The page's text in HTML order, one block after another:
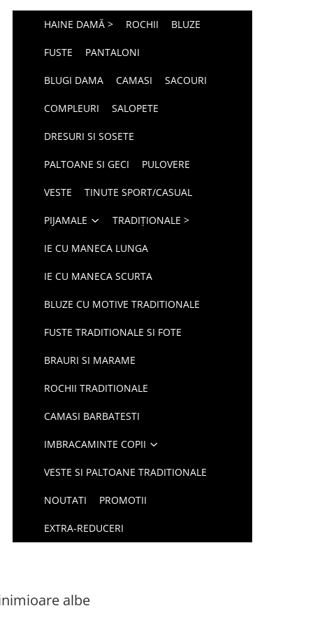
HAINE DAMĂ > ROCHII BLUZE
FUSTE PANTALONI
BLUGI DAMA CAMASI SACOURI
COMPLEURI SALOPETE
DRESURI SI SOSETE
PALTOANE SI GECI PULOVERE
VESTE TINUTE SPORT/CASUAL
PIJAMALE TRADIȚIONALE >
IE CU MANECA LUNGA
IE CU MANECA SCURTA
BLUZE CU MOTIVE TRADITIONALE
FUSTE TRADITIONALE SI FOTE
BRAURI SI MARAME
ROCHII TRADITIONALE
CAMASI BARBATESTI
IMBRACAMINTE COPII
VESTE SI PALTOANE TRADITIONALE
NOUTATI PROMOTII
EXTRA-REDUCERI
albe